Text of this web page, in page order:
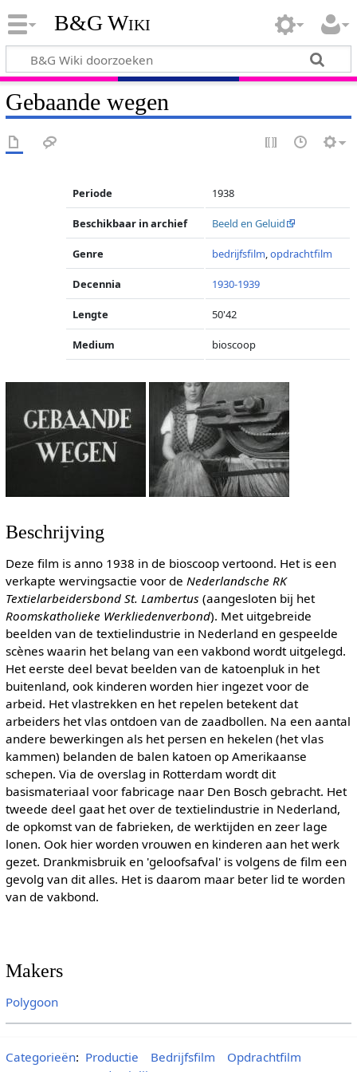
B&G Wiki
Gebaande wegen
Periode 1938
Beschikbaar in archief Beeld en Geluid
Genre bedrijfsfilm,opdrachtfilm
Decennia 1930-1939
Lengte 50'42
Medium bioscoop
Beschrijving
Deze film is anno 1938 in de bioscoop vertoond. Het is een
verkapte wervingsactie voor de Nederlandsche RK
Textielarbeidersbond St. Lambertus (aangesloten bij het
Roomskatholieke Werkliedenverbond). Met uitgebreide
beelden van de textielindustrie in Nederland en gespeelde
scènes waarin het belang van een vakbond wordt uitgelegd.
Het eerste deel bevat beelden van de katoenpluk in het
buitenland, ook kinderen worden hier ingezet voor de
arbeid. Het vlastrekken en het repelen betekent dat
arbeiders het vlas ontdoen van de zaadbollen. Na een aantal
andere bewerkingen als het persen en hekelen (het vlas
kammen) belanden de balen katoen op Amerikaanse
schepen. Via de overslag in Rotterdam wordt dit
basismateriaal voor fabricage naar Den Bosch gebracht. Het
tweede deel gaat het over de textielindustrie in Nederland,
de opkomst van de fabrieken, de werktijden en zeer lage
lonen. Ook hier worden vrouwen en kinderen aan het werk
gezet. Drankmisbruik en 'geloofsafval' is volgens de film een
gevolg van dit alles. Het is daarom maar beter lid te worden
van de vakbond.
Makers
Polygoon
Categorieën: Productie Bedrijfsfilm
Opdrachtfilm